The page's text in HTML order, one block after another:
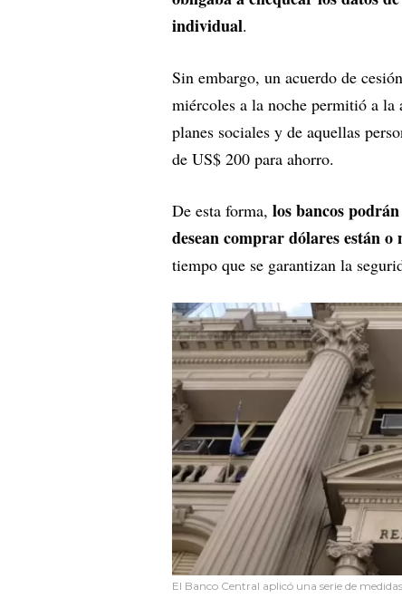
individual.
Sin embargo, un acuerdo de
miércoles a la noche permitió a
planes sociales y de aquellas
de US$ 200 para ahorro.
De esta forma, los bancos
desean comprar dólares están
tiempo que se garantizan la
El Banco Central aplicó una serie de